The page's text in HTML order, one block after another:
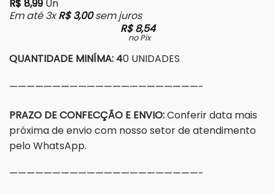
R$ 8,99 Un
Em até 3xR$3,00sem juros
R$8,54
no Pix
QUANTIDADE MINÍMA: 40 UNIDADES
——————————————————————-
PRAZO DE CONFECÇÃO E ENVIO:Conferir data mais
próxima de envio com nosso setor de atendimento
pelo WhatsApp.
——————————————————————-